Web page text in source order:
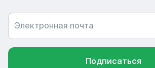
Электронная почта
Подписаться